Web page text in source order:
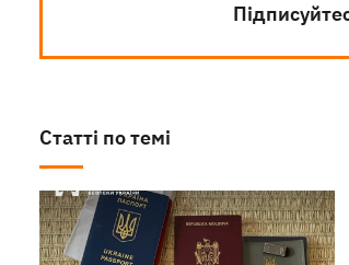
Статті по темі